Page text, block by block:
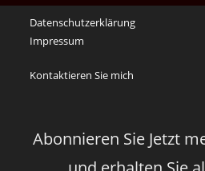
an
die
Corona
Zeiten
Datenschutzerklärung
Impressum
Kontaktieren Sie mich
Abonnieren Sie Jetzt